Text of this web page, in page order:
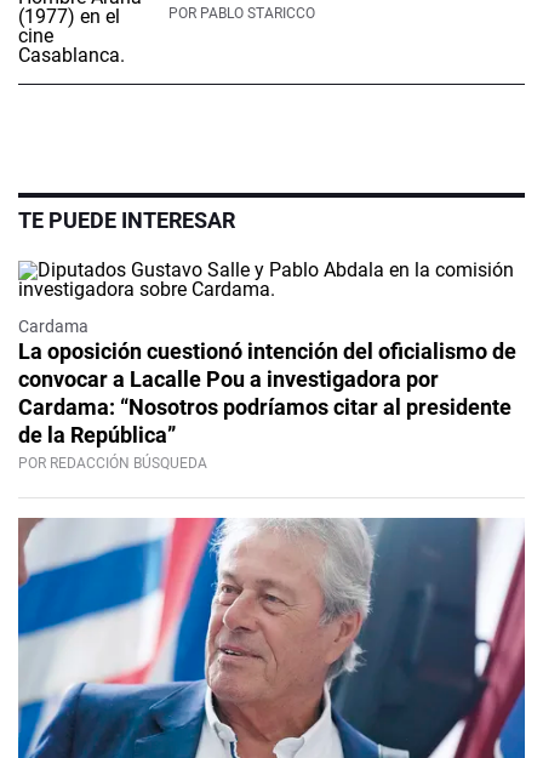
POR PABLO STARICCO
TE PUEDE INTERESAR
Cardama
La oposición cuestionó intención del oficialismo de
convocar a Lacalle Pou a investigadora por
Cardama: “Nosotros podríamos citar al presidente
de la República”
POR REDACCIÓN BÚSQUEDA